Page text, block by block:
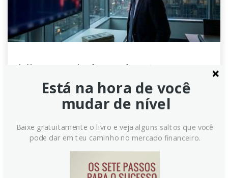
Libra perde força frente ao euro
com riscos políticos em foco –
enquanto a política do Reino Unido ganha destaque,
com o primeiro-ministro Keir Starmer enfrentando
candidatos como Andy Burnham pode pressionar a
Está na hora de você
mudar de nível
Baixe gratuitamente o livro e veja alguns saltos que você
pode dar em teu caminho no mercado financeiro.